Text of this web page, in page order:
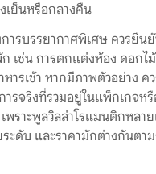
เย็นหรือกลางคืน
ารบรรยากาศพิเศษ ควรยืน
ก เช่น การตกแต่งห้อง ดอกไ
หารเช้า หากมีภาพตัวอย่าง ค
รจริงที่รวมอยู่ในแพ็กเกจหรื
พราะพูลวิลล่าโรแมนติกหลา
ะดับ และราคามักต่างกันตา